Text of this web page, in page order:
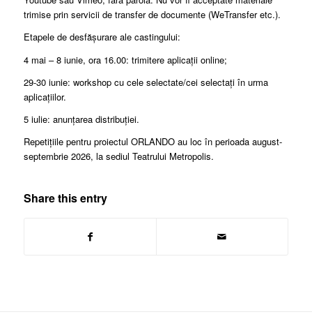
trimise prin servicii de transfer de documente (WeTransfer etc.).
Etapele de desfășurare ale castingului:
4 mai – 8 iunie, ora 16.00: trimitere aplicații online;
29-30 iunie: workshop cu cele selectate/cei selectați în urma
aplicațiilor.
5 iulie: anunțarea distribuției.
Repetițiile pentru proiectul ORLANDO au loc în perioada august-
septembrie 2026, la sediul Teatrului Metropolis.
Share this entry